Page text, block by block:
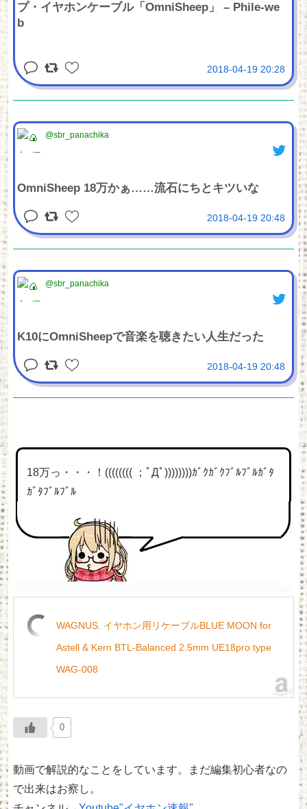
プ・イヤホンケーブル「OmniSheep」 – Phile-we
b
2018-04-19 20:28
@sbr_panachika
OmniSheep 18万かぁ……流石にちとキツいな
2018-04-19 20:48
@sbr_panachika
K10にOmniSheepで音楽を聴きたい人生だった
2018-04-19 20:48
18万っ・・・！(((((((( ；ﾟДﾟ))))))))ｶﾞｸｶﾞｸﾌﾞﾙﾌﾞﾙｶﾞﾀ
ｶﾞﾀﾌﾞﾙﾌﾞﾙ
WAGNUS. イヤホン用リケーブルBLUE MOON for
Astell & Kern BTL-Balanced 2.5mm UE18pro type
WAG-008
0
動画で解説的なことをしています。まだ編集初心者なの
で出来はお察し。